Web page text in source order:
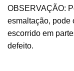
OBSERVAÇÃO:
esmaltação, pode
escorrido em
defeito.